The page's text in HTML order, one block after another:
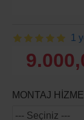
1
MONTAJ